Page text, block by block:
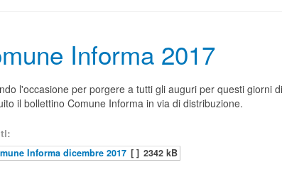
Informa 2017
l'occasione per porgere a tutti gli auguri per questi giorni
il bollettino Comune Informa in via di distribuzione.
Informa dicembre 2017 [ ] 2342 kB